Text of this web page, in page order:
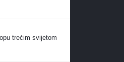
trećim svijetom